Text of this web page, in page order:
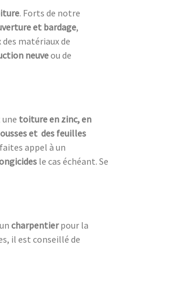
. Forts de notre
et bardage,
matériaux de
neuveou de
toiture en zinc, en
et des feuilles
appel à un
le cas échéant. Se
charpentierpour la
il est conseillé de